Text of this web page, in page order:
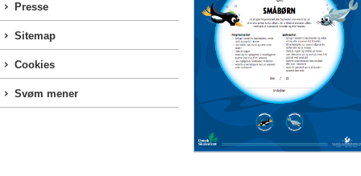
Presse
Sitemap
Cookies
Svøm mener